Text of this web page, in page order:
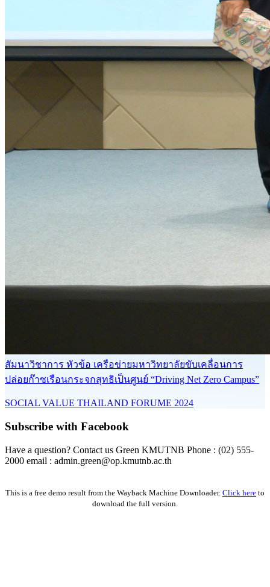
สัมนาวิชาการ หัวข้อ เครือข่ายมหาวิทยาลัยขับเคลื่อนการ
ปล่อยก๊าซเรือนกระจกสุทธิเป็นศูนย์ “Driving Net Zero Campus”
SOCIAL VALUE THAILAND FORUME 2024
Subscribe with Facebook
Have a question? Contact us Green KMUTNB Phone : (02) 555-
2000 email : admin.green@op.kmutnb.ac.th
This is a free demo result from the Wayback Machine Downloader. Click here to
download the full version.